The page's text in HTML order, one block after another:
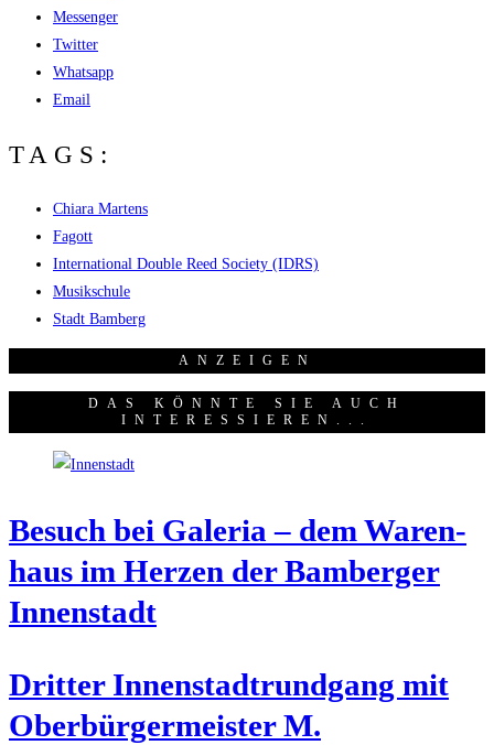
Messenger
Twitter
Whatsapp
Email
TAGS:
Chiara Martens
Fagott
International Double Reed Society (IDRS)
Musikschule
Stadt Bamberg
ANZEI­GEN
DAS KÖNNTE SIE AUCH
INTERESSIEREN...
Besuch bei Gale­ria – dem Waren­
haus im Her­zen der Bam­ber­ger
Innenstadt
Drit­ter Innen­stadt­rund­gang mit
Ober­bür­ger­meis­ter M.